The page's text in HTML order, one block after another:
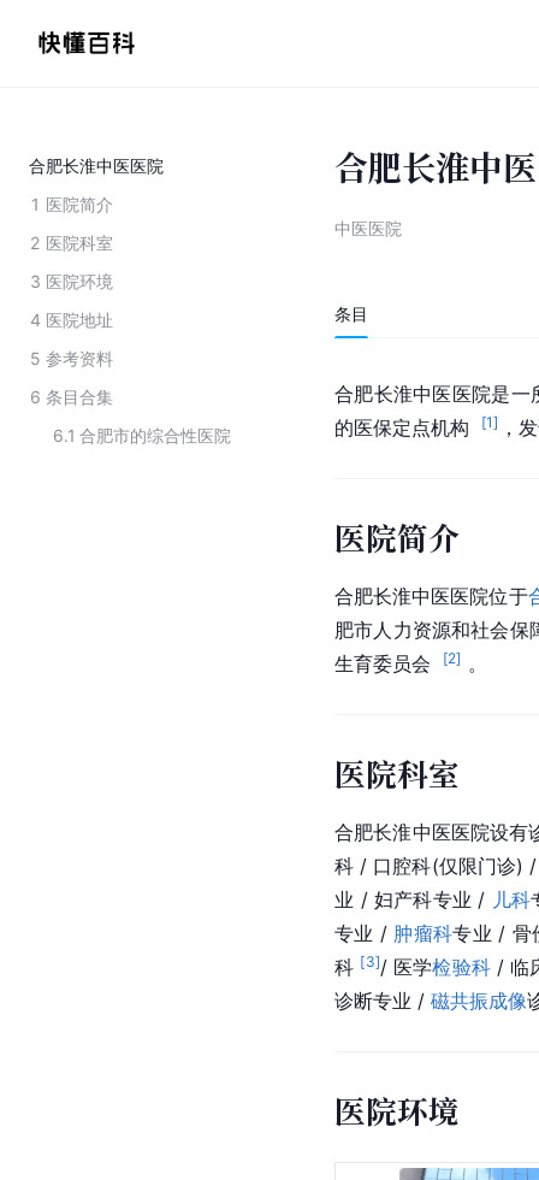
合肥长淮中医医院
1 医院简介
2 医院科室
3 医院环境
4 医院地址
5 参考资料
6 条目合集
6.1 合肥市的综合性医院
合肥长淮中
中医医院
条目
合肥长淮中医医院是
的医保定点机构
[1] ，
医院简介
合肥长淮中医医院位于
肥市人力资源和社会
生育委员会
[2] 。
医院科室
合肥长淮中医医院设
科 / 口腔科(仅限门诊)
业 / 妇产科专业 / 儿科
专业 / 肿瘤科专业 / 骨
科 [3]/ 医学检验科 / 临
诊断专业 / 磁共振成像
医院环境